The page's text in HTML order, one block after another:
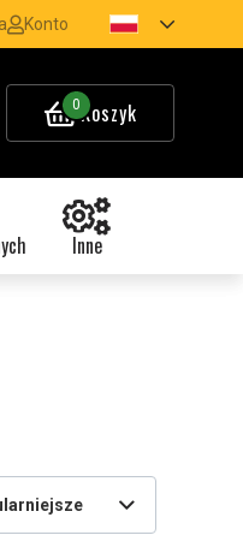
Konto
0Koszyk
Inne